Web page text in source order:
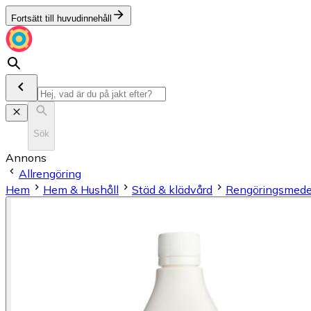
Fortsätt till huvudinnehåll
Sök
Annons
Allrengöring
Hem
Hem & Hushåll Städ & klädvård